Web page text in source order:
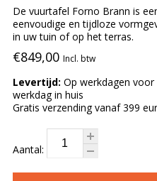
De vuurtafel Forno Brann is
eenvoudige en tijdloze
in uw tuin of op het terras.
€849,00 Incl. btw
Levertijd: Op werkdagen
werkdag in huis
Gratis verzending vanaf 399
Aantal: